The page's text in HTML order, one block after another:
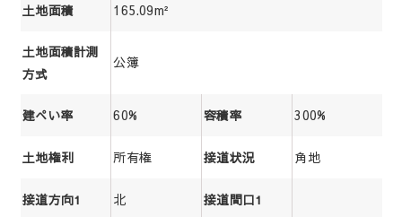
土地面積 165.09m²
土地面積計測
方式
公簿
建ぺい率 60% 容積率 300%
土地権利 所有権 接道状況 角地
接道方向1 北 接道間口1